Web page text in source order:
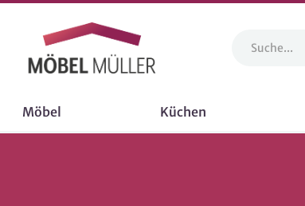
Möbel Küchen